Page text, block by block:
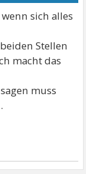
sich alles
Stellen
macht das
muss